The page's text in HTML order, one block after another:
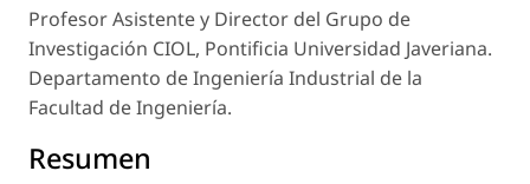
Profesor Asistente y Director del Grupo de
Investigación CIOL, Pontificia Universidad Javeriana.
Departamento de Ingeniería Industrial de la
Facultad de Ingeniería.
Resumen